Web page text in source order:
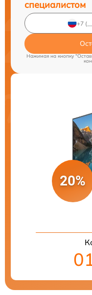
специалистом
Нажимая на кнопку
20%